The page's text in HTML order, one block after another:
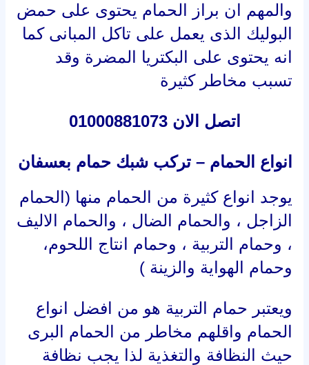
والمهم ان براز الحمام يحتوى على حمض
البوليك الذى يعمل على تاكل المبانى كما
انه يحتوى على البكتريا المضرة وقد
تسبب مخاطر كثيرة
اتصل الان 01000881073
انواع الحمام – تركب شبك حمام بعسفان
يوجد انواع كثيرة من الحمام منها (الحمام
الزاجل ، والحمام الضال ، والحمام الاليف
، وحمام التربية ، وحمام انتاج اللحوم،
وحمام الهواية والزينة )
ويعتبر حمام التربية هو من افضل انواع
الحمام واقلهم مخاطر من الحمام البرى
حيث النظافة والتغذية لذا يجب نظافة